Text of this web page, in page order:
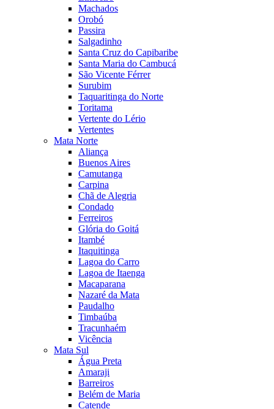
Machados
Orobó
Passira
Salgadinho
Santa Cruz do Capibaribe
Santa Maria do Cambucá
São Vicente Férrer
Surubim
Taquaritinga do Norte
Toritama
Vertente do Lério
Vertentes
Mata Norte
Aliança
Buenos Aires
Camutanga
Carpina
Chã de Alegria
Condado
Ferreiros
Glória do Goitá
Itambé
Itaquitinga
Lagoa do Carro
Lagoa de Itaenga
Macaparana
Nazaré da Mata
Paudalho
Timbaúba
Tracunhaém
Vicência
Mata Sul
Água Preta
Amaraji
Barreiros
Belém de Maria
Catende